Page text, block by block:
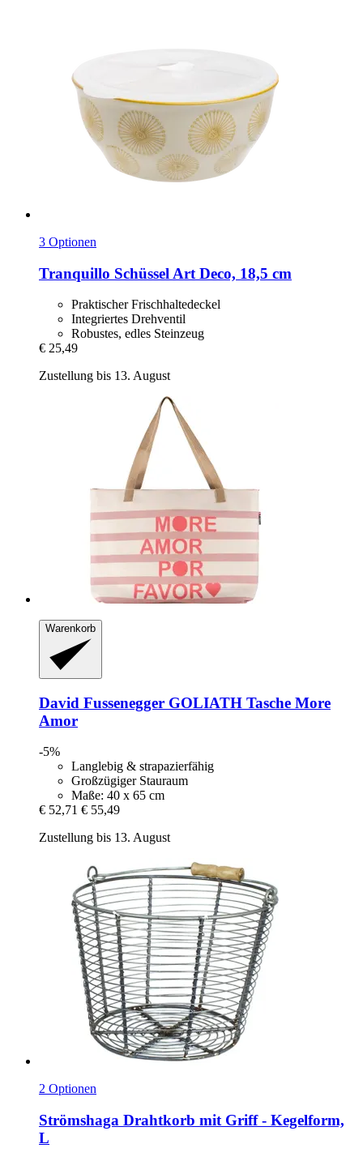
3 Optionen
Tranquillo Schüssel Art Deco, 18,5 cm
Praktischer Frischhaltedeckel
Integriertes Drehventil
Robustes, edles Steinzeug
€ 25,49
Zustellung bis 13. August
Warenkorb
David Fussenegger GOLIATH Tasche More
Amor
-5%
Langlebig & strapazierfähig
Großzügiger Stauraum
Maße: 40 x 65 cm
€ 52,71 € 55,49
Zustellung bis 13. August
2 Optionen
Strömshaga Drahtkorb mit Griff -​ Kegelform,
L